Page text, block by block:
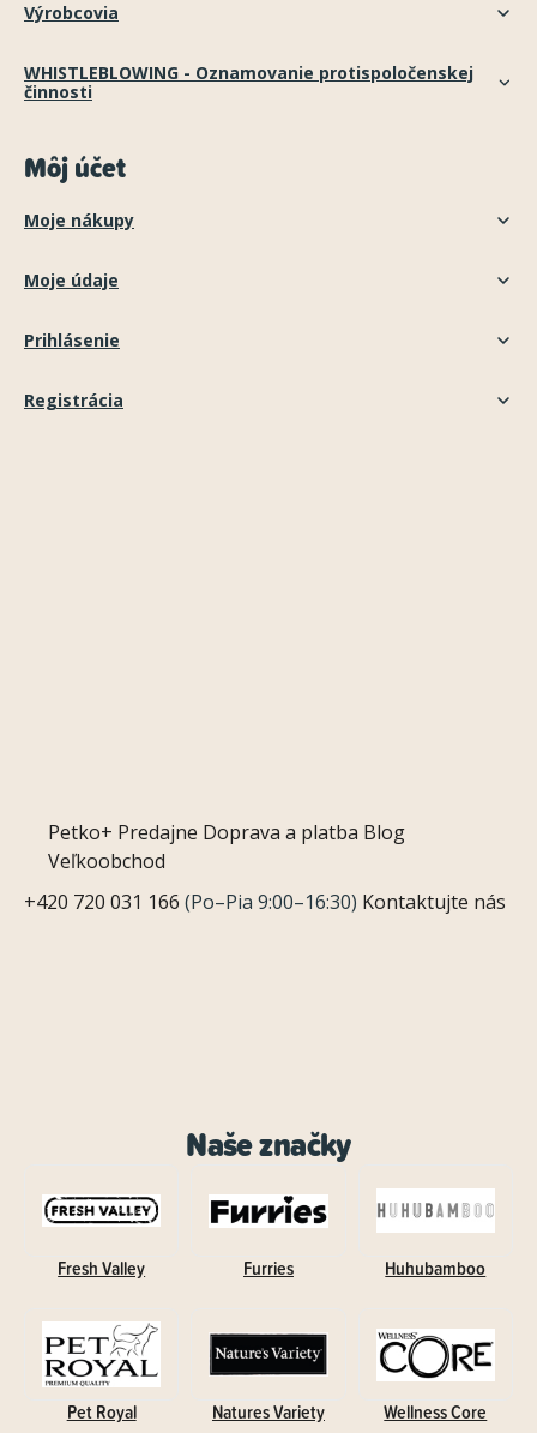
Výrobcovia
WHISTLEBLOWING - Oznamovanie protispoločenskej
činnosti
Môj účet
Moje nákupy
Moje údaje
Prihlásenie
Registrácia
Petko+ Predajne Doprava a platba Blog
Veľkoobchod
+420 720 031 166 (Po–Pia 9:00–16:30) Kontaktujte nás
Naše značky
Fresh Valley Furries Huhubamboo
Pet Royal Natures Variety Wellness Core